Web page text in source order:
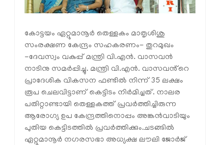
കോട്ടയം ഏറ്റുമാനൂർ തെള്ളകം മാതൃശിശു
സംരക്ഷണ കേന്ദ്രം സഹകരണം- തുറമുഖം
-ദേവസ്വം വകുപ്പ് മന്ത്രി വി.എൻ. വാസവൻ
നാടിനു സമർപ്പിച്ചു. മന്ത്രി വി.എൻ. വാസവൻ്റെ
പ്രാദേശിക വികസന ഫണ്ടിൽ നിന്ന് 35 ലക്ഷം
രൂപ ചെലവിട്ടാണ് കെട്ടിടം നിർമിച്ചത്. നാലര
പതിറ്റാണ്ടായി തെള്ളകത്ത് പ്രവർത്തിച്ചിരുന്ന
ആരോഗ്യ ഉപ കേന്ദ്രത്തിനൊപ്പം അങ്കൻവാടിയും
പുതിയ കെട്ടിടത്തിൽ പ്രവർത്തിക്കും.ചടങ്ങിൽ
ഏറ്റുമാനൂർ നഗരസഭാ അധ്യക്ഷ ലൗലി ജോർജ്